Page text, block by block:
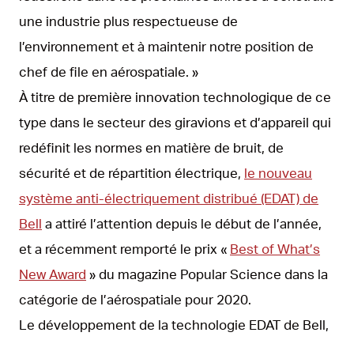
une industrie plus respectueuse de
l’environnement et à maintenir notre position de
chef de file en aérospatiale. »
À titre de première innovation technologique de ce
type dans le secteur des giravions et d’appareil qui
redéfinit les normes en matière de bruit, de
sécurité et de répartition électrique, le nouveau
système anti-électriquement distribué (EDAT) de
Bell a attiré l’attention depuis le début de l’année,
et a récemment remporté le prix « Best of What’s
New Award » du magazine Popular Science dans la
catégorie de l’aérospatiale pour 2020.
Le développement de la technologie EDAT de Bell,